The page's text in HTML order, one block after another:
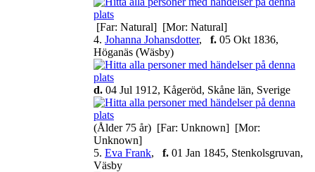
[Far: Natural] [Mor: Natural]
4. Johanna Johansdotter, f. 05 Okt 1836,
Höganäs (Wäsby)
d. 04 Jul 1912, Kågeröd, Skåne län, Sverige
(Ålder 75 år) [Far: Unknown] [Mor:
Unknown]
5. Eva Frank, f. 01 Jan 1845, Stenkolsgruvan,
Väsby